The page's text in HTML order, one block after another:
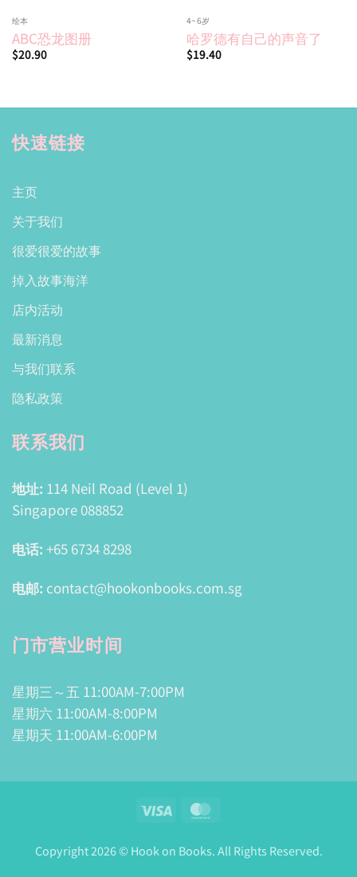
绘本
ABC恐龙图册
$20.90
4~6岁
哈罗德有自己的声音了
$19.40
快速链接
主页
关于我们
很爱很爱的故事
掉入故事海洋
店内活动
最新消息
与我们联系
隐私政策
联系我们
地址: 114 Neil Road (Level 1)
Singapore 088852
电话: +65 6734 8298
电邮: contact@hookonbooks.com.sg
门市营业时间
星期三～五 11:00AM-7:00PM
星期六 11:00AM-8:00PM
星期天 11:00AM-6:00PM
Visa
Copyright 2026 © Hook on Books. All Rights Reserved.